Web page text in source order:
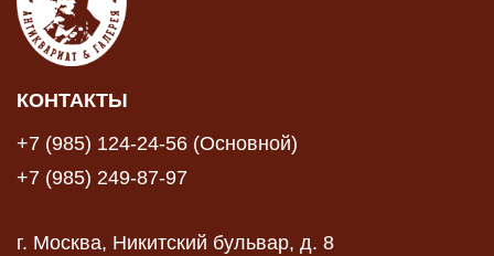
КОНТАКТЫ
+7 (985) 124-24-56 (Основной)
+7 (985) 249-87-97
г. Москва, Никитский бульвар, д. 8